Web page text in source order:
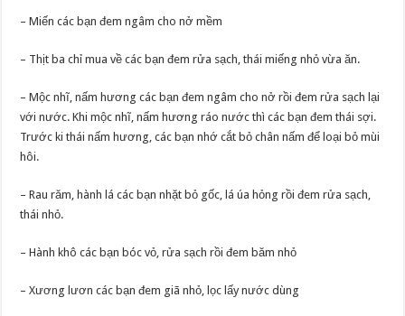
– Miến các bạn đem ngâm cho nở mềm
– Thịt ba chỉ mua về các bạn đem rửa sạch, thái miếng nhỏ vừa ăn.
– Mộc nhĩ, nấm hương các bạn đem ngâm cho nở rồi đem rửa sạch lại
với nước. Khi mộc nhĩ, nấm hương ráo nước thì các bạn đem thái sợi.
Trước ki thái nấm hương, các bạn nhớ cắt bỏ chân nấm để loại bỏ mùi
hôi.
– Rau răm, hành lá các bạn nhặt bỏ gốc, lá úa hỏng rồi đem rửa sạch,
thái nhỏ.
– Hành khô các bạn bóc vỏ, rửa sạch rồi đem băm nhỏ
– Xương lươn các bạn đem giã nhỏ, lọc lấy nước dùng